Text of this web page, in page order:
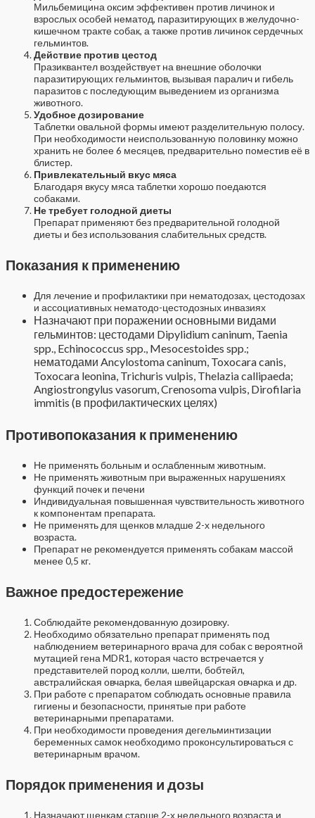
Мильбемицина оксим эффективен против личинок и
взрослых особей нематод, паразитирующих в желудочно-
кишечном тракте собак, а также против личинок сердечных
гельминтов.
Действие против цестод
Празиквантел воздействует на внешние оболочки
паразитирующих гельминтов, вызывая паралич и гибель
паразитов с последующим выведением из организма
животного.
Удобное дозирование
Таблетки овальной формы имеют разделительную полосу.
При необходимости неиспользованную половинку можно
хранить не более 6 месяцев, предварительно поместив её в
блистер.
Привлекательный вкус мяса
Благодаря вкусу мяса таблетки хорошо поедаются
собаками.
Не требует голодной диеты
Препарат применяют без предварительной голодной
диеты и без использования слабительных средств.
Показания к применению
Для лечение и профилактики при нематодозах, цестодозах
и ассоциативных нематодо-цестодозных инвазиях
Назначают при поражении основными видами
гельминтов: цестодами Dipylidium caninum, Taenia
spp., Echinococcus spp., Mesocestoides spp.;
нематодами Ancylostoma caninum, Toxocara canis,
Toxocara leonina, Trichuris vulpis, Thelazia callipaeda;
Angiostrongylus vasorum, Crenosoma vulpis, Dirofilaria
immitis (в профилактических целях)
Противопоказания к применению
Не применять больным и ослабленным животным.
Не применять животным при выраженных нарушениях
функций почек и печени
Индивидуальная повышенная чувствительность животного
к компонентам препарата.
Не применять для щенков младше 2-х недельного
возраста.
Препарат не рекомендуется применять собакам массой
менее 0,5 кг.
Важное предостережение
Соблюдайте рекомендованную дозировку.
Необходимо обязательно препарат применять под
наблюдением ветеринарного врача для собак с вероятной
мутацией гена MDR1, которая часто встречается у
представителей пород колли, шелти, бобтейл,
австралийская овчарка, белая швейцарская овчарка и др.
При работе с препаратом соблюдать основные правила
гигиены и безопасности, принятые при работе
ветеринарными препаратами.
При необходимости проведения дегельминтизации
беременных самок необходимо проконсультироваться с
ветеринарным врачом.
Порядок применения и дозы
Назначают щенкам старше 2-х недельного возраста и